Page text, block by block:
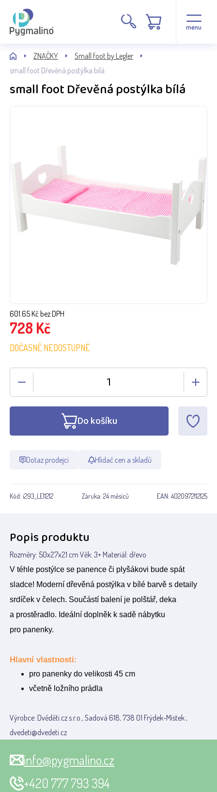
menu
ZNAČKY
Small foot by Legler
small foot Dřevěná postýlka bílá
small foot Dřevěná postýlka bílá
601.65Kč bez DPH
728 Kč
DOČASNĚ NEDOSTUPNÉ
Do košíku
Dotaz prodejci Hlídač cen a skladů
Kód: i293_LE11212 Záruka: 24 měsíců EAN: 4020972112125
Popis produktu
Rozměry: 50x27x21 cm Věk: 3+ Materiál: dřevo
V téhle postýlce se panence či plyšákovi bude spát
sladce! Moderní dřevěná postýlka v bílé barvě s detaily
srdíček v čelech. Součástí balení je polštář, deka
a prostěradlo. Ideální doplněk k sadě nábytku
pro panenky.
Hlavní vlastnosti:
pro panenky do velikosti 45 cm
včetně ložního prádla
Výrobce: Dvěděti.cz s.r.o., Sadová 618, 738 01 Frýdek-Místek ,
dvedeti@dvedeti.cz
info@pygmalino.cz
+420 777 793 394